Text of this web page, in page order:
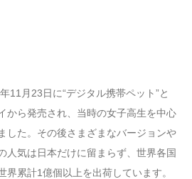
11月23日に“デジタル携帯ペット”と
から発売され、当時の女子高生を中心
した。その後さまざまなバージョンや
人気は日本だけに留まらず、世界各国
界累計1億個以上を出荷しています。